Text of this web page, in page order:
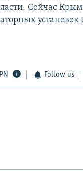
Сейчас Крым
установок
Follow us